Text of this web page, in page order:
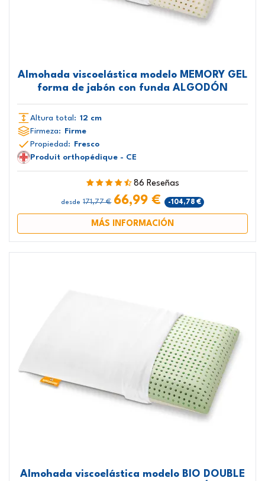
Almohada viscoelástica modelo MEMORY GEL
forma de jabón con funda ALGODÓN
Altura total: 12 cm
Firmeza:
Firme
Propiedad:
Fresco
Produit orthopédique - CE
86 Reseñas
desde 171,77 € 66,99 € -104,78 €
MÁS INFORMACIÓN
Almohada viscoelástica modelo BIO DOUBLE